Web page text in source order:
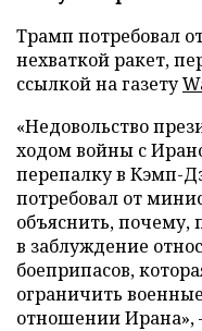
Трамп потребовал
нехваткой ракет,
ссылкой на газету
«Недовольство
ходом войны с
перепалку в Кэмп-
потребовал от
объяснить, почему,
в заблуждение
боеприпасов,
ограничить
отношении Ирана»,